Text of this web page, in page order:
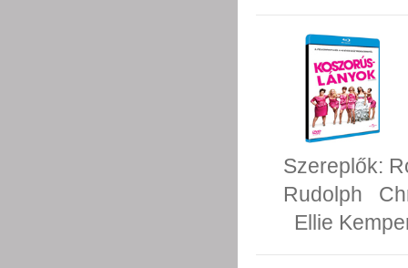
Szereplők:
Rudolph
Ellie